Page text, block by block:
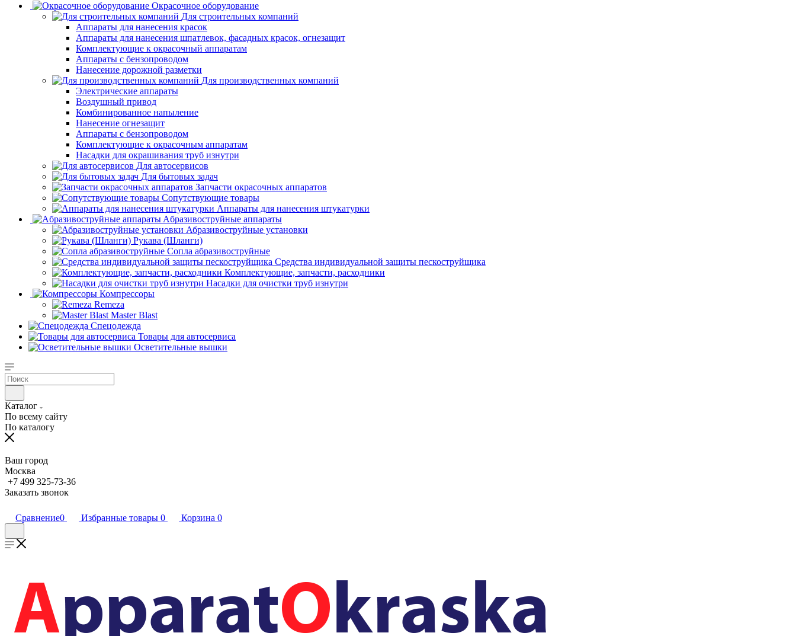
Окрасочное оборудование
Для строительных компаний
Аппараты для нанесения красок
Аппараты для нанесения шпатлевок, фасадных красок, огнезащит
Комплектующие к окрасочный аппаратам
Аппараты с бензопроводом
Нанесение дорожной разметки
Для производственных компаний
Электрические аппараты
Воздушный привод
Комбинированное напыление
Нанесение огнезащит
Аппараты с бензопроводом
Комплектующие к окрасочным аппаратам
Насадки для окрашивания труб изнутри
Для автосервисов
Для бытовых задач
Запчасти окрасочных аппаратов
Сопутствующие товары
Аппараты для нанесения штукатурки
Aбразивоструйные аппараты
Абразивоструйные установки
Рукава (Шланги)
Сопла абразивоструйные
Средства индивидуальной защиты пескоструйщика
Комплектующие, запчасти, расходники
Насадки для очистки труб изнутри
Компрессоры
Remeza
Master Blast
Спецодежда
Товары для автосервиса
Осветительные вышки
Каталог
По всему сайту
По каталогу
Ваш город
Москва
+7 499 325-73-36
Заказать звонок
Сравнение0 Избранные товары 0 Корзина 0